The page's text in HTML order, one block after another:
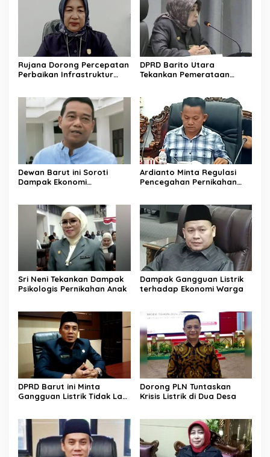
Rujana Dorong Percepatan
Perbaikan Infrastruktur
DPRD Barito Utara
Tekankan Pemerataan
Dewan Barut ini Soroti
Dampak Ekonomi
Ardianto Minta Regulasi
Pencegahan Pernikahan
Sri Neni Tekankan Dampak
Psikologis Pernikahan Anak
Dampak Gangguan Listrik
terhadap Ekonomi Warga
DPRD Barut ini Minta
Gangguan Listrik Tidak Lagi
Dorong PLN Tuntaskan
Krisis Listrik di Dua Desa